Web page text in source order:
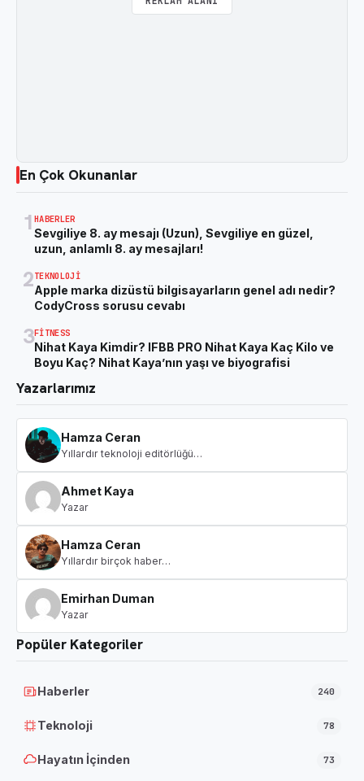
En Çok Okunanlar
1 HABERLER
Sevgiliye 8. ay mesajı (Uzun), Sevgiliye en güzel,
uzun, anlamlı 8. ay mesajları!
2TEKNOLOJI
Apple marka dizüstü bilgisayarların genel adı nedir?
CodyCross sorusu cevabı
3FITNESS
Nihat Kaya Kimdir? IFBB PRO Nihat Kaya Kaç Kilo ve
Boyu Kaç? Nihat Kaya’nın yaşı ve biyografisi
Yazarlarımız
Hamza Ceran
Yıllardır teknoloji editörlüğü…
Ahmet Kaya
Yazar
Hamza Ceran
Yıllardır birçok haber…
Emirhan Duman
Yazar
Popüler Kategoriler
Haberler 240
Teknoloji 78
Hayatın İçinden 73